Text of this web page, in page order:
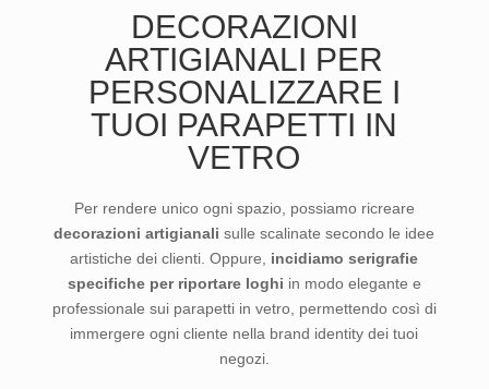
DECORAZIONI
ARTIGIANALI PER
PERSONALIZZARE I
TUOI PARAPETTI IN
VETRO
Per rendere unico ogni spazio, possiamo ricreare
decorazioni artigianali sulle scalinate secondo le idee
artistiche dei clienti. Oppure, incidiamo serigrafie
specifiche per riportare loghi in modo elegante e
professionale sui parapetti in vetro, permettendo così di
immergere ogni cliente nella brand identity dei tuoi
negozi.